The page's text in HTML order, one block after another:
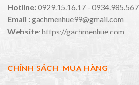
Hotline:0929.15.16.17 - 0934.985.567
Email :gachmenhue99@gmail.com
Website:https://gachmenhue.com
CHÍNH SÁCH MUA HÀNG